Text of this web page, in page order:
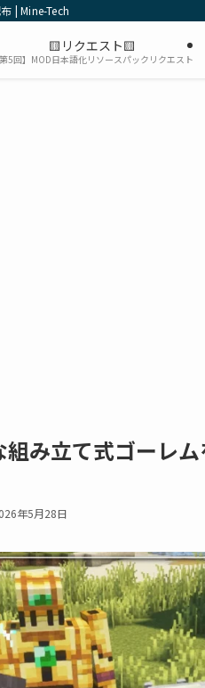
| Mine-Tech
🟨リクエスト🟨
第5回】MOD日本語化リソースパックリクエスト
組み立て式ゴーレ
年5月28日